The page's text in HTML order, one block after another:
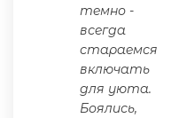
темно -
всегда
стараемся
включать
для уюта.
Боялись,